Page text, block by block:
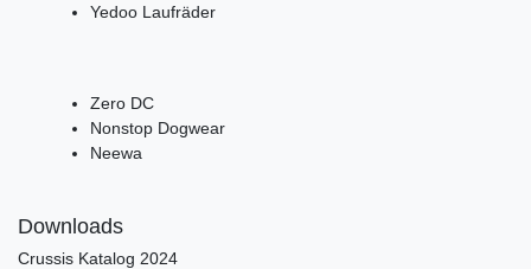
Yedoo Laufräder
Zero DC
Nonstop Dogwear
Neewa
Downloads
Crussis Katalog 2024